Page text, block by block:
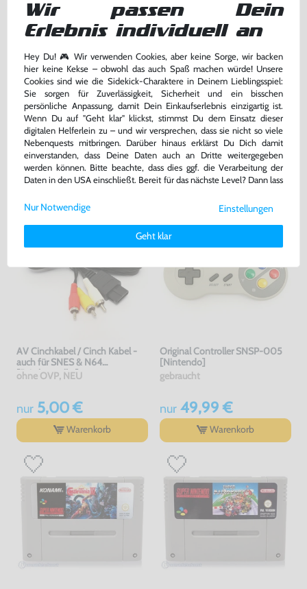
Super Mario World 1
Modul, gebraucht
nur32,99 €
Warenkorb
Original SNES / Super Famicom
Controller SHVC-005
sehr guter Zustand, gebraucht
-25% bisher 39,99 €
jetzt nur 29,99 €
Warenkorb
DAS HABEN ANDERE DAZU
GEKAUFT
AV Cinchkabel / Cinch Kabel -
auch für SNES & N64
[Dritthersteller]
ohne OVP, NEU
nur5,00 €
Warenkorb
Original Controller SNSP-005
[Nintendo]
gebraucht
nur49,99 €
Warenkorb
Wir passen Dein
Erlebnis individuell an
Hey Du! 🎮 Wir verwenden Cookies, aber keine Sorge, wir backen
hier keine Kekse – obwohl das auch Spaß machen würde! Unsere
Cookies sind wie die Sidekick-Charaktere in Deinem Lieblingsspiel:
Sie sorgen für Zuverlässigkeit, Sicherheit und ein bisschen
persönliche Anpassung, damit Dein Einkaufserlebnis einzigartig ist.
Wenn Du auf "Geht klar" klickst, stimmst Du dem Einsatz dieser
digitalen Helferlein zu – und wir versprechen, dass sie nicht so viele
Nebenquests mitbringen. Darüber hinaus erklärst Du Dich damit
einverstanden, dass Deine Daten auch an Dritte weitergegeben
werden können. Bitte beachte, dass dies ggf. die Verarbeitung der
Daten in den USA einschließt. Bereit für das nächste Level? Dann lass
Weitere Informationen zu den von uns verwendeten Cookies und
Deinen Rechten als Nutzer findest Du in unsererDaten­schutz­
Impressum.
Einstellungen
Geht klar
Nur Notwendige